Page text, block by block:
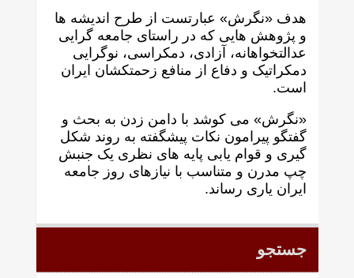
هدف «نگرش» عبارتست از طرح انديشه ها
و پژوهش هايی که در راستای جامعه گرايی
عدالتخواهانه، آزادی، دمکراسی، نوگرايی
دمکراتيک و دفاع از منافع زحمتکشان ايران
است.
«نگرش» می کوشد با دامن زدن به بحث و
گفتگو پيرامون نکات پیشگفته به روند شکل
گيری و قوام يابی پايه های نظری يک جنبش
چپ مدرن و متناسب با نيازهای روز جامعه
ايران ياری رساند.
جستجو